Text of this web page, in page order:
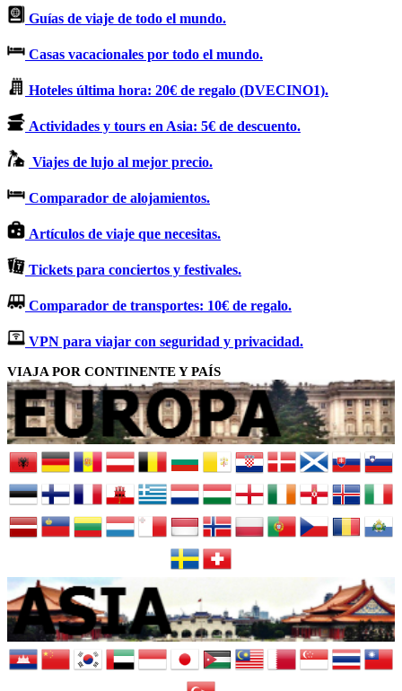
Guías de viaje de todo el mundo.
Casas vacacionales por todo el mundo.
Hoteles última hora: 20€ de regalo (DVECINO1).
Actividades y tours en Asia: 5€ de descuento.
Viajes de lujo al mejor precio.
Comparador de alojamientos.
Artículos de viaje que necesitas.
Tickets para conciertos y festivales.
Comparador de transportes: 10€ de regalo.
VPN para viajar con seguridad y privacidad.
VIAJA POR CONTINENTE Y PAÍS